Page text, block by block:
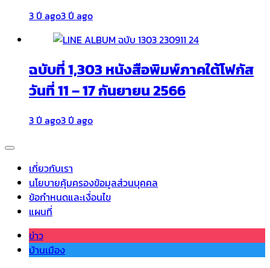
3 ปี ago3 ปี ago
ฉบับที่ 1,303 หนังสือพิมพ์ภาคใต้โฟกัส
วันที่ 11 – 17 กันยายน 2566
3 ปี ago3 ปี ago
เกี่ยวกับเรา
นโยบายคุ้มครองข้อมูลส่วนบุคคล
ข้อกำหนดและเงื่อนไข
แผนที่
ข่าว
บ้านเมือง